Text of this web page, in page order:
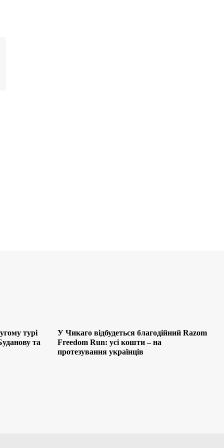
турі
та
У Чикаго відбудеться благодійний Razom
Freedom Run: усі кошти – на
протезування українців